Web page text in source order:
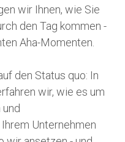
wir Ihnen, wie Sie
den Tag kommen -
Aha-Momenten.
den Status quo: In
wir, wie es um
Unternehmen